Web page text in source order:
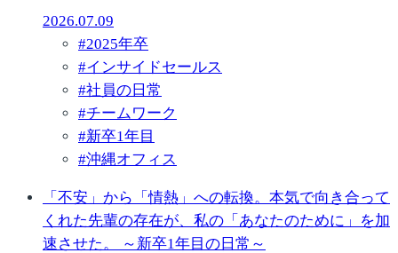
2026.07.09
#2025年卒
#インサイドセールス
#社員の日常
#チームワーク
#新卒1年目
#沖縄オフィス
「不安」から「情熱」への転換。本気で向き合って
くれた先輩の存在が、私の「あなたのために」を加
速させた。 ～新卒1年目の日常～